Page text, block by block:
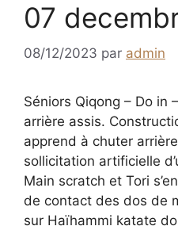
07
08/12/2023 par admin
Séniors Qiqong – Do in
arrière assis.
apprend à chuter
sollicitation artificielle
Main scratch et Tori
de contact des dos de
sur Haïhammi katate